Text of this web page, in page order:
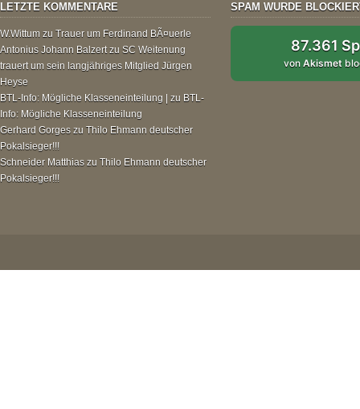
LETZTE KOMMENTARE
W.Wittum zu Trauer um Ferdinand BÃ¤uerle
Antonius Johann Balzertzu SC Weitenung
trauert um sein langjähriges Mitglied Jürgen
Heyse
BTL-Info: Mögliche Klasseneinteilung |
zu BTL-
Info: Mögliche Klasseneinteilung
Gerhard Gorges zu Thilo Ehmann deutscher
Pokalsieger!!!
Schneider Matthias zu Thilo Ehmann deutscher
Pokalsieger!!!
SPAM WURDE
87.361
vonAkismet